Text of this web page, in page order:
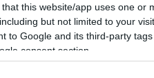
that this website/app uses one or
but not limited to your
to Google and its third-party
consent section.